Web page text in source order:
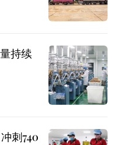
持续
刺740